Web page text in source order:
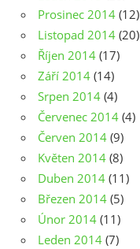
Prosinec 2014 (12)
Listopad 2014 (20)
Říjen 2014 (17)
Září 2014 (14)
Srpen 2014 (4)
Červenec 2014 (4)
Červen 2014 (9)
Květen 2014 (8)
Duben 2014 (11)
Březen 2014 (5)
Únor 2014 (11)
Leden 2014 (7)